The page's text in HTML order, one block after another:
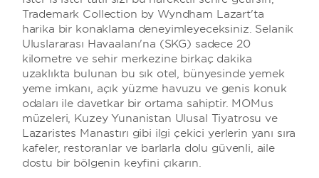
Trademark Collection by Wyndham Lazart'ta
harika bir konaklama deneyimleyeceksiniz. Selanik
Uluslararası Havaalanı'na (SKG) sadece 20
kilometre ve şehir merkezine birkaç dakika
uzaklıkta bulunan bu şık otel, bünyesinde yemek
yeme imkanı, açık yüzme havuzu ve geniş konuk
odaları ile davetkar bir ortama sahiptir. MOMus
müzeleri, Kuzey Yunanistan Ulusal Tiyatrosu ve
Lazaristes Manastırı gibi ilgi çekici yerlerin yanı sıra
kafeler, restoranlar ve barlarla dolu güvenli, aile
dostu bir bölgenin keyfini çıkarın.